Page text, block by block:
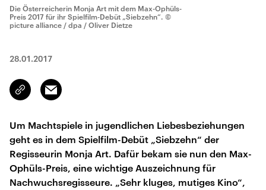
Die Österreicherin Monja Art mit dem Max-Ophüls-
Preis 2017 für ihr Spielfilm-Debüt „Siebzehn“. ©
picture alliance / dpa / Oliver Dietze
28.01.2017
Link
kopieren/teilen
Email
Um Machtspiele in jugendlichen Liebesbeziehungen
geht es in dem Spielfilm-Debüt „Siebzehn“ der
Regisseurin Monja Art. Dafür bekam sie nun den Max-
Ophüls-Preis, eine wichtige Auszeichnung für
Nachwuchsregisseure. „Sehr kluges, mutiges Kino“,